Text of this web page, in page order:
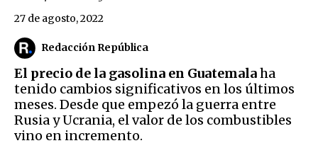
Redacción República
27 de agosto, 2022
El precio de la gasolina en Guatemalaha
tenido cambios significativos en los últimos
meses. Desde que empezó la guerra entre
Rusia y Ucrania, el valor de los combustibles
vino en incremento.